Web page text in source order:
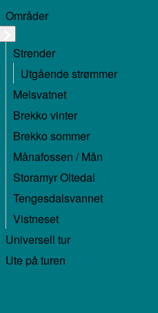
Områder
Strender
Utgående strømmer
Melsvatnet
Brekko vinter
Brekko sommer
Månafossen / Mån
Storamyr Oltedal
Tengesdalsvannet
Vistneset
Universell tur
Ute på turen